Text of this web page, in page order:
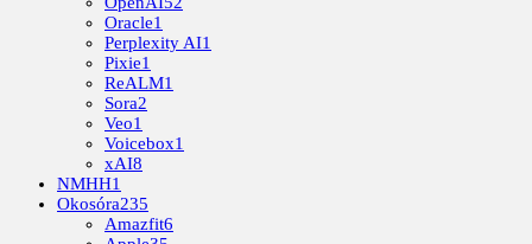
Oracle1
Perplexity AI1
Pixie1
ReALM1
Sora2
Veo1
Voicebox1
xAI8
NMHH1
Okosóra235
Amazfit6